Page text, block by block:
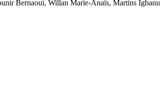
Bernaoui, Willan Marie-Anaïs, Martins Igbanu